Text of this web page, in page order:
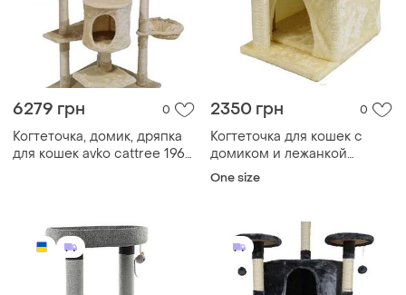
6279 грн 0
Когтеточка, домик, дряпка
для кошек avko cattree 1965
2350 грн 0
Когтеточка для кошек с
домиком и лежанкой
(бежевая)
One size